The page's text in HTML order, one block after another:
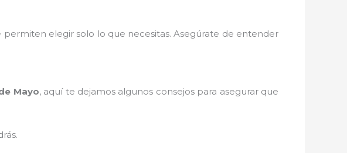
elegir solo lo que necesitas. Asegúrate de entender
Mayo, aquí te dejamos algunos consejos para asegurar que